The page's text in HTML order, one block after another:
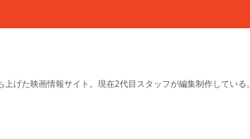
げた映画情報サイト。現在2代目スタッフが編集制作している。